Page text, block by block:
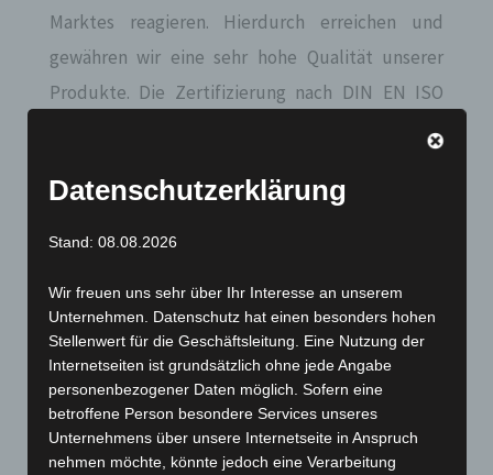
Marktes reagieren. Hierdurch erreichen und
gewähren wir eine sehr hohe Qualität unserer
Produkte. Die Zertifizierung nach DIN EN ISO
9001 : 2000 ist seit 2001 fest im Unternehmen
Temperaturfühler akkreditierte Kalibrierscheine
oder Werkskalibrierscheine im hauseigenen Labor
Datenschutzerklärung
Stand: 08.08.2026
Wir freuen uns sehr über Ihr Interesse an unserem
Unternehmen. Datenschutz hat einen besonders hohen
Stellenwert für die Geschäftsleitung. Eine Nutzung der
Internetseiten ist grundsätzlich ohne jede Angabe
personenbezogener Daten möglich. Sofern eine
betroffene Person besondere Services unseres
Unternehmens über unsere Internetseite in Anspruch
nehmen möchte, könnte jedoch eine Verarbeitung